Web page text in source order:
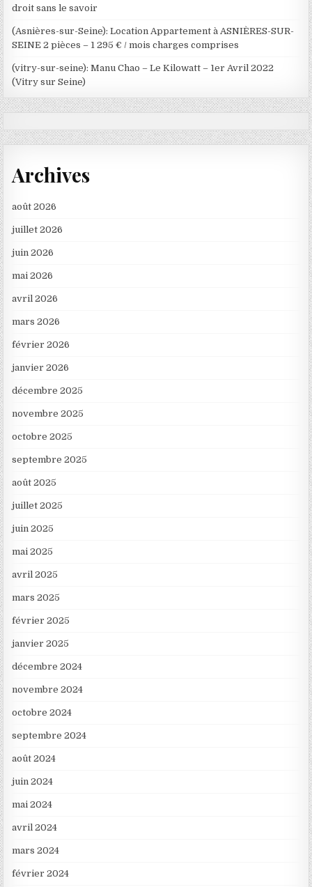
droit sans le savoir
(Asnières-sur-Seine): Location Appartement à ASNIÈRES-SUR-
SEINE 2 pièces – 1 295 € / mois charges comprises
(vitry-sur-seine): Manu Chao – Le Kilowatt – 1er Avril 2022
(Vitry sur Seine)
Archives
août 2026
juillet 2026
juin 2026
mai 2026
avril 2026
mars 2026
février 2026
janvier 2026
décembre 2025
novembre 2025
octobre 2025
septembre 2025
août 2025
juillet 2025
juin 2025
mai 2025
avril 2025
mars 2025
février 2025
janvier 2025
décembre 2024
novembre 2024
octobre 2024
septembre 2024
août 2024
juin 2024
mai 2024
avril 2024
mars 2024
février 2024